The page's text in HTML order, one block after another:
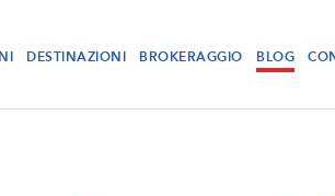
DESTINAZIONI BROKERAGGIO BLOG